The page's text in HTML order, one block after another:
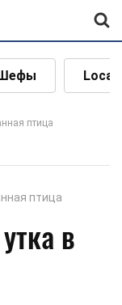
Local
птица
птица
в